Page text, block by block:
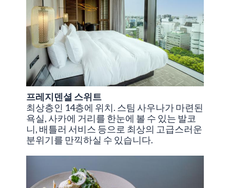
프레지덴셜 스위트
최상층인 14층에 위치. 스팀 사우나가 마련된
욕실, 사카에 거리를 한눈에 볼 수 있는 발코
니, 배틀러 서비스 등으로 최상의 고급스러운
분위기를 만끽하실 수 있습니다.